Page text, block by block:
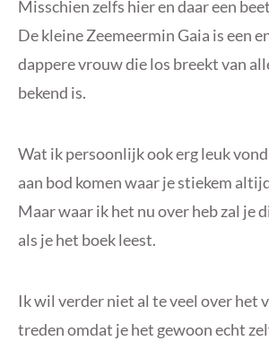
Misschien zelfs hier en daar een
De kleine Zeemeermin Gaia is een
dappere vrouw die los breekt van
bekend is.
Wat ik persoonlijk ook erg leuk
aan bod komen waar je stiekem
Maar waar ik het nu over heb zal je
als je het boek leest.
Ik wil verder niet al te veel over het
treden omdat je het gewoon echt